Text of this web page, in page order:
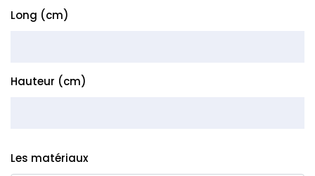
Long (cm)
Hauteur (cm)
Les matériaux